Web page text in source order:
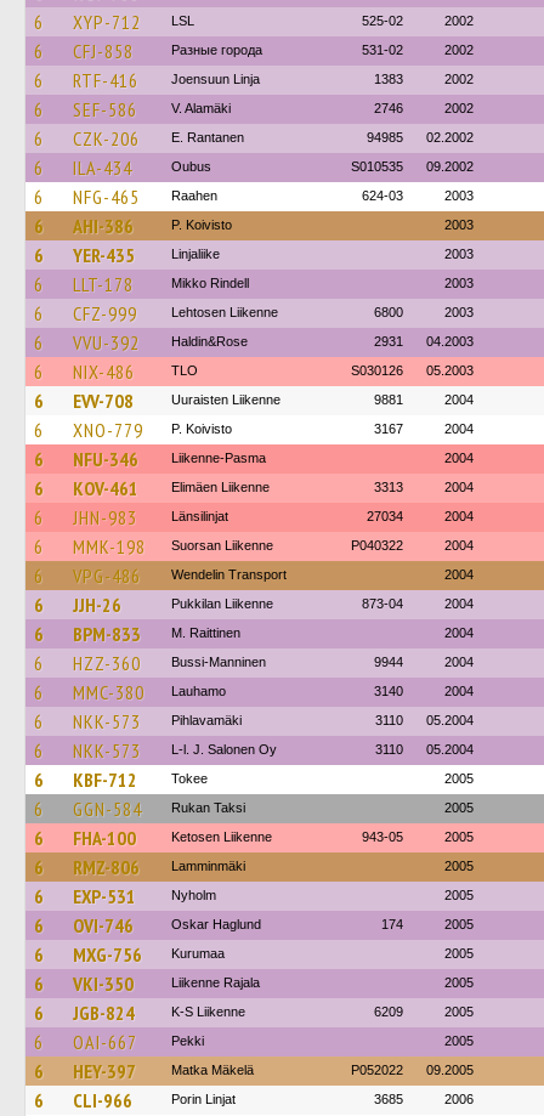
6
XYP-712 LSL 525-02 2002
6 CFJ-858 Разные города 531-02 2002
6 RTF-416 Joensuun Linja 1383 2002
6 SEF-586 V. Alamäki 2746 2002
6 CZK-206 E. Rantanen 94985 02.2002
6 ILA-434 Oubus S010535 09.2002
6 NFG-465 Raahen 624-03 2003
6 AHI-386 P. Koivisto 2003
6 YER-435 Linjaliike 2003
6 LLT-178 Mikko Rindell 2003
6 CFZ-999 Lehtosen Liikenne 6800 2003
6 VVU-392 Haldin&Rose 2931 04.2003
6 NIX-486 TLO S030126 05.2003
6 EVV-708 Uuraisten Liikenne 9881 2004
6 XNO-779 P. Koivisto 3167 2004
6 NFU-346 Liikenne-Pasma 2004
6 KOV-461 Elimäen Liikenne 3313 2004
6 JHN-983 Länsilinjat 27034 2004
6 MMK-198 Suorsan Liikenne P040322 2004
6 VPG-486 Wendelin Transport 2004
6 JJH-26 Pukkilan Liikenne 873-04 2004
6 BPM-833 M. Raittinen 2004
6 HZZ-360 Bussi-Manninen 9944 2004
6 MMC-380 Lauhamo 3140 2004
6 NKK-573 Pihlavamäki 3110 05.2004
6 NKK-573 L-l. J. Salonen Oy 3110 05.2004
6 KBF-712 Tokee 2005
6 GGN-584 Rukan Taksi 2005
6 FHA-100 Ketosen Liikenne 943-05 2005
6 RMZ-806 Lamminmäki 2005
6 EXP-531 Nyholm 2005
6 OVI-746 Oskar Haglund 174 2005
6 MXG-756 Kurumaa 2005
6 VKI-350 Liikenne Rajala 2005
6 JGB-824 K-S Liikenne 6209 2005
6 OAI-667 Pekki 2005
6 HEY-397 Matka Mäkelä P052022 09.2005
6 CLI-966 Porin Linjat 3685 2006